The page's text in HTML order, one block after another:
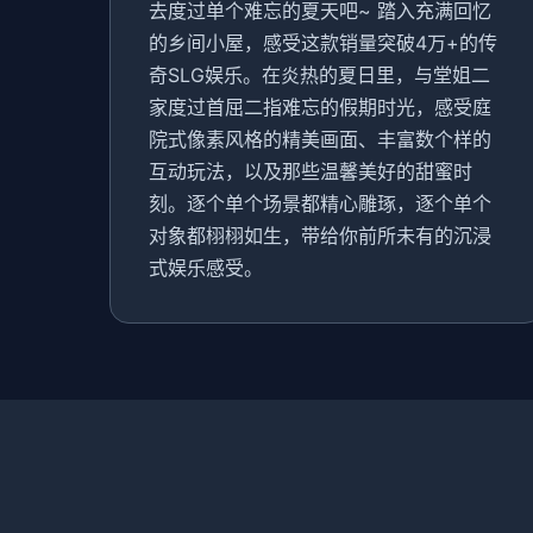
去度过单个难忘的夏天吧~ 踏入充满回忆
的乡间小屋，感受这款销量突破4万+的传
奇SLG娱乐。在炎热的夏日里，与堂姐二
家度过首屈二指难忘的假期时光，感受庭
院式像素风格的精美画面、丰富数个样的
互动玩法，以及那些温馨美好的甜蜜时
刻。逐个单个场景都精心雕琢，逐个单个
对象都栩栩如生，带给你前所未有的沉浸
式娱乐感受。